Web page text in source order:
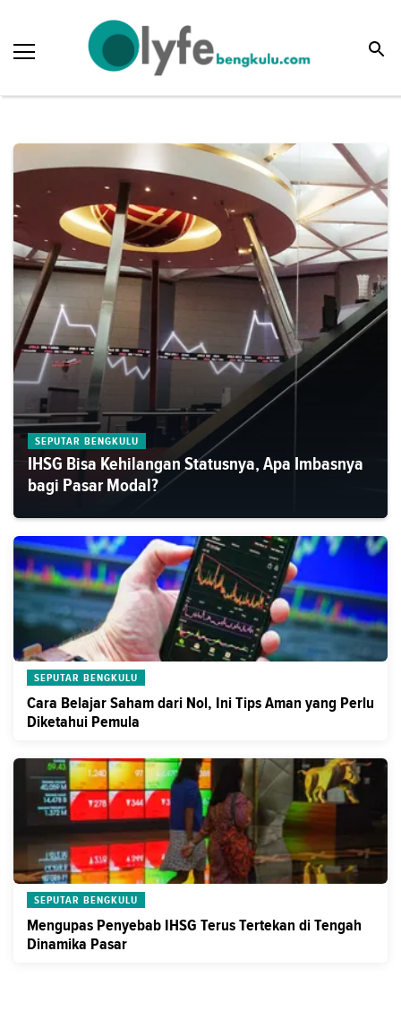
SEPUTAR BENGKULU
IHSG Bisa Kehilangan Statusnya, Apa Imbasnya
bagi Pasar Modal?
SEPUTAR BENGKULU
Cara Belajar Saham dari Nol, Ini Tips Aman yang Perlu
Diketahui Pemula
SEPUTAR BENGKULU
Mengupas Penyebab IHSG Terus Tertekan di Tengah
Dinamika Pasar